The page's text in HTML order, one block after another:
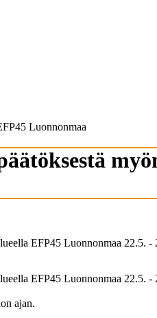
Luonnonmaa
EFP45 Luonnonmaa 22.5.
EFP45 Luonnonmaa 22.5. -
ajan.